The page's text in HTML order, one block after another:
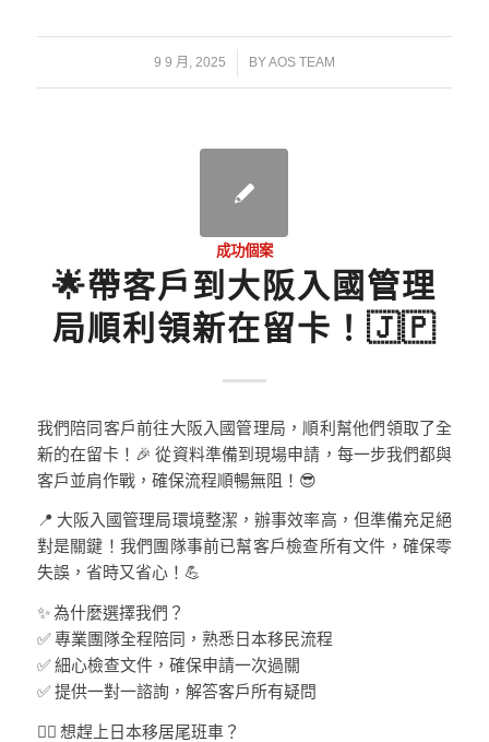
9 9 月, 2025
/ BYAOS TEAM
成功個案
🌟帶客戶到大阪入國管理
局順利領新在留卡！🇯🇵
我們陪同客戶前往大阪入國管理局，順利幫他們領取了全
新的在留卡！🎉 從資料準備到現場申請，每一步我們都與
客戶並肩作戰，確保流程順暢無阻！😎
📍 大阪入國管理局環境整潔，辦事效率高，但準備充足絕
對是關鍵！我們團隊事前已幫客戶檢查所有文件，確保零
失誤，省時又省心！💪
✨ 為什麼選擇我們？
✅ 專業團隊全程陪同，熟悉日本移民流程
✅ 細心檢查文件，確保申請一次過關
✅ 提供一對一諮詢，解答客戶所有疑問
🏃‍♂️ 想趕上日本移居尾班車？